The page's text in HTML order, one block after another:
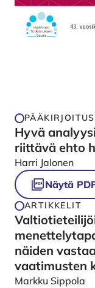
PÄÄKIRJOITUS
Hyvä
riittävä ehto
Harri Jalonen
Näytä
ARTIKKELIT
näiden
vaatimusten
Markku Sippola